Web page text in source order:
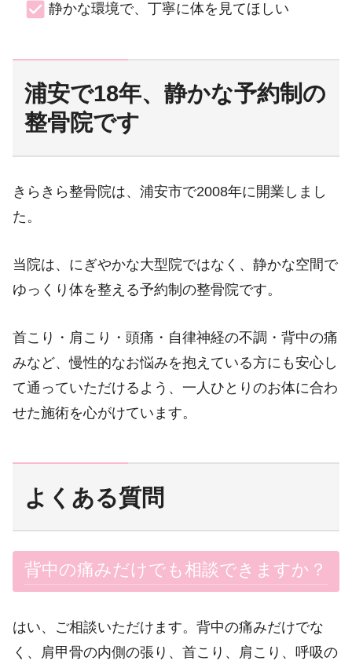
静かな環境で、丁寧に体を見てほしい
浦安で18年、静かな予約制の
整骨院です
きらきら整骨院は、浦安市で2008年に開業しまし
た。
当院は、にぎやかな大型院ではなく、静かな空間で
ゆっくり体を整える予約制の整骨院です。
首こり・肩こり・頭痛・自律神経の不調・背中の痛
みなど、慢性的なお悩みを抱えている方にも安心し
て通っていただけるよう、一人ひとりのお体に合わ
せた施術を心がけています。
よくある質問
背中の痛みだけでも相談できますか？
はい、ご相談いただけます。背中の痛みだけでな
く、肩甲骨の内側の張り、首こり、肩こり、呼吸の